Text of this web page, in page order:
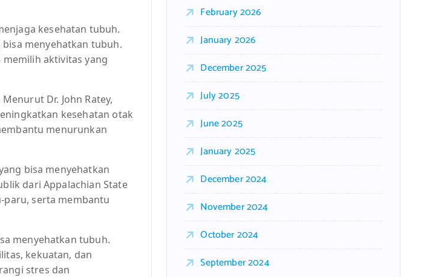
kesehatan tubuh.
menyehatkan tubuh.
aktivitas yang
Dr. John Ratey,
kesehatan otak
menurunkan
bisa menyehatkan
dari Appalachian State
paru, serta membantu
menyehatkan tubuh.
kekuatan, dan
stres dan
February 2026
January 2026
December 2025
July 2025
June 2025
January 2025
December 2024
November 2024
October 2024
September 2024